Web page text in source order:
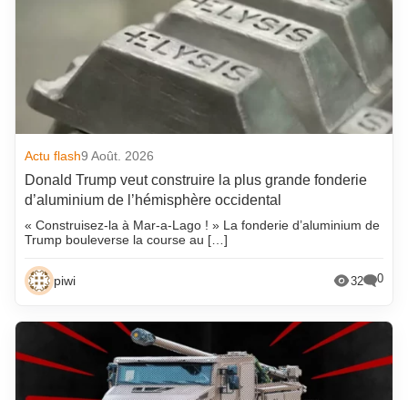
Actu flash9 Août. 2026
Donald Trump veut construire la plus grande fonderie
d’aluminium de l’hémisphère occidental
« Construisez-la à Mar-a-Lago ! » La fonderie d’aluminium de
Trump bouleverse la course au […]
piwi 32 0